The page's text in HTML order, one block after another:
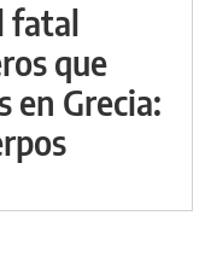
fatal
que
en Grecia: